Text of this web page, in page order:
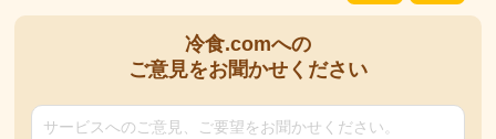
冷食.comへの
ご意見をお聞かせください